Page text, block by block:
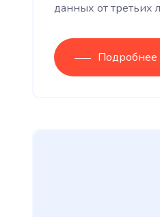
данных от третьих
Подробнее